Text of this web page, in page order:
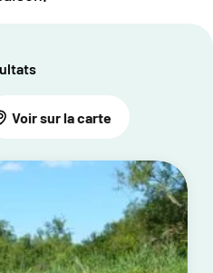
Voir sur la carte